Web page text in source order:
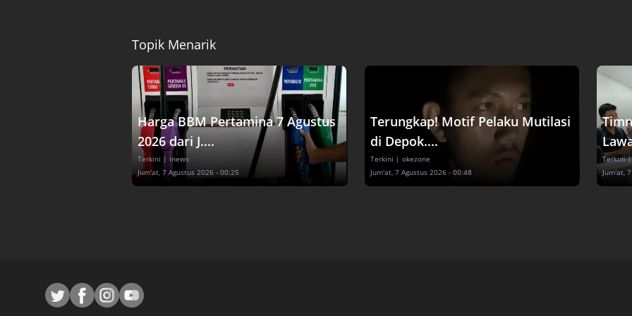
Topik Menarik
Harga BBM Pertamina 7 Agustus
2026 dari J....
Terkini | inews
Jum'at, 7 Agustus 2026 - 00:25
Terungkap! Motif Pelaku Mutilasi
di Depok....
Terkini | okezone
Jum'at, 7 Agustus 2026 - 00:48
Terkini |
Jum'at,